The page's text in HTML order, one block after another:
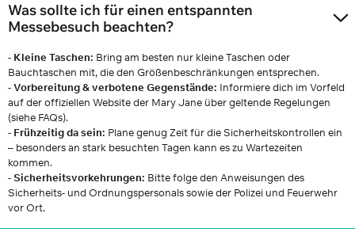
Was sollte ich für einen entspannten
Messebesuch beachten?
- Kleine Taschen: Bring am besten nur kleine Taschen oder
Bauchtaschen mit, die den Größenbeschränkungen entsprechen.
-Vorbereitung & verbotene Gegenstände: Informiere dich im Vorfeld
auf der offiziellen Website der Mary Jane über geltende Regelungen
(siehe FAQs).
- Frühzeitig da sein: Plane genug Zeit für die Sicherheitskontrollen ein
– besonders an stark besuchten Tagen kann es zu Wartezeiten
kommen.
-Sicherheitsvorkehrungen: Bitte folge den Anweisungen des
Sicherheits- und Ordnungspersonals sowie der Polizei und Feuerwehr
vor Ort.